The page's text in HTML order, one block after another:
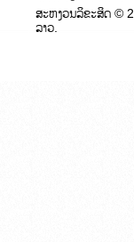
ສະຫງວນລິຂະສິດ ©
ລາວ.